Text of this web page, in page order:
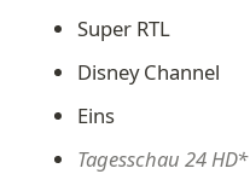
Super RTL
Disney Channel
Eins
Tagesschau 24 HD*